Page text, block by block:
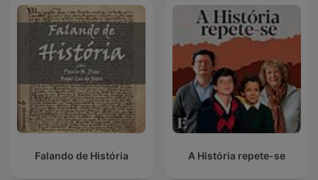
Falando de História A História repete-se